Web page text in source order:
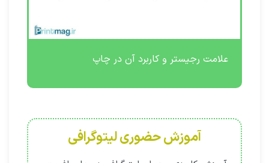
علامت رجیستر و کاربرد آن در چاپ
آموزش حضوری لیتوگرافی